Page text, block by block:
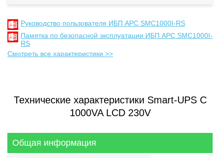
Руководство пользователя ИБП APC SMC1000I-RS
Памятка по безопасной эксплуатации ИБП APC SMC1000I-
RS
Смотреть все характеристики >>
Технические характеристики Smart-UPS C
1000VA LCD 230V
Общая информация